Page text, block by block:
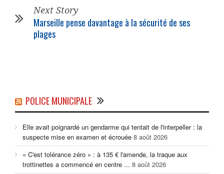
Next Story
Marseille pense davantage à la sécurité de ses
plages
POLICE MUNICIPALE
Elle avait poignardé un gendarme qui tentait de l'interpeller : la
suspecte mise en examen et écrouée 8 août 2026
« C'est tolérance zéro » : à 135 € l'amende, la traque aux
trottinettes a commencé en centre ... 8 août 2026